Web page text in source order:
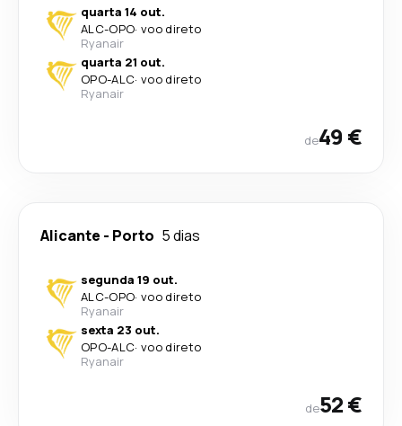
quarta 14 out.
ALC-OPO· voo direto
Ryanair
quarta 21 out.
OPO-ALC· voo direto
Ryanair
de49 €
Alicante - Porto 5 dias
segunda 19 out.
ALC-OPO· voo direto
Ryanair
sexta 23 out.
OPO-ALC· voo direto
Ryanair
de52 €